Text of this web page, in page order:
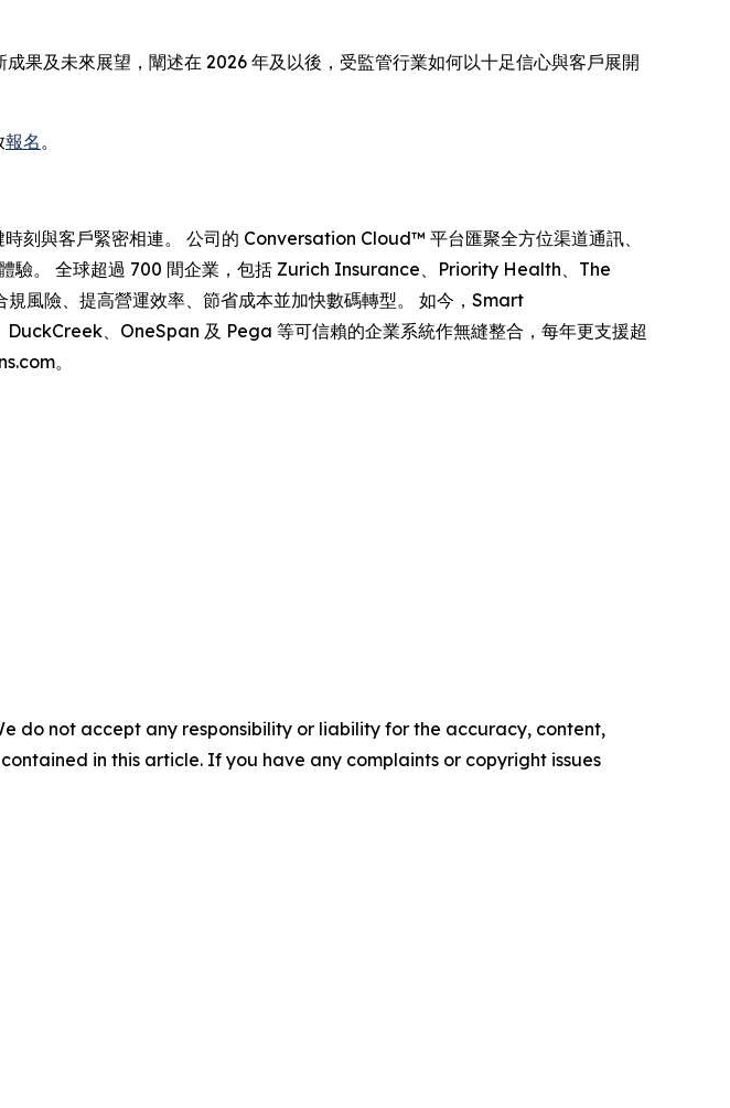
成果及未來展望，闡述在 2026 年及以後，受監管行業如何以十足信心與客戶展開
報名 。
刻與客戶緊密相連。 公司的 Conversation Cloud™ 平台匯聚全方位渠道通訊、
驗。 全球超過 700 間企業，包括 Zurich Insurance、Priority Health、The
險、提高營運效率、節省成本並加快數碼轉型。 如今，Smart
、OneSpan 及 Pega 等可信賴的企業系統作無縫整合，每年更支援超
。
do not accept any responsibility or liability for the accuracy, content,
in this article. If you have any complaints or copyright issues